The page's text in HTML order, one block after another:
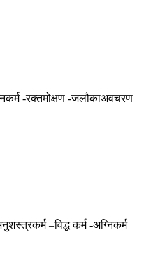
-रक्तमोक्षण -जलौकाअवचरण
–विद्ध कर्म -अग्निकर्म